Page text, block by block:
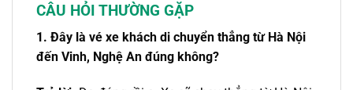
CÂU HỎI THƯỜNG GẶP
1. Đây là vé xe khách di chuyển thẳng từ Hà Nội
đến Vinh, Nghệ An đúng không?